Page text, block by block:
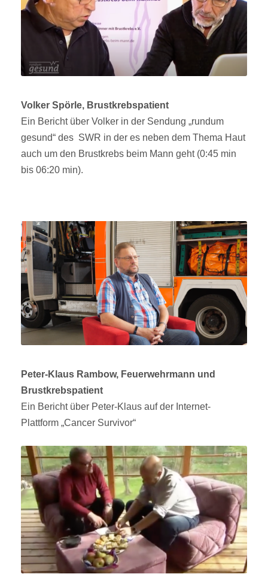
Volker Spörle, Brustkrebspatient
Ein Bericht über Volker in der Sendung „rundum
gesund“ des SWR in der es neben dem Thema Haut
auch um den Brustkrebs beim Mann geht (0:45 min
bis 06:20 min).
Peter-Klaus Rambow, Feuerwehrmann und
Brustkrebspatient
Ein Bericht über Peter-Klaus auf der Internet-
Plattform „Cancer Survivor“